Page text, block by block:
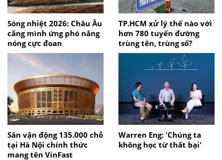
Sóng nhiệt 2026: Châu Âu
căng mình ứng phó nắng
nóng cực đoan
TP.HCM xử lý thế nào với
hơn 780 tuyến đường
trùng tên, trùng số?
Sân vận động 135.000 chỗ
tại Hà Nội chính thức
mang tên VinFast
Warren Eng: 'Chúng ta
không học từ thất bại'